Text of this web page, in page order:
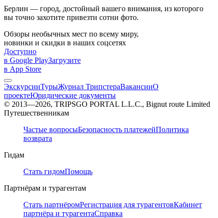
Берлин — город, достойный вашего внимания, из которого
вы точно захотите привезти сотни фото.
Обзоры необычных мест по всему миру,
новинки и скидки в наших соцсетях
Доступно
в Google PlayЗагрузите
в App Store
ЭкскурсииТурыЖурнал ТрипстераВакансииО
проектеЮридические документы
© 2013—2026, TRIPSGO PORTAL L.L.C., Bignut route Limited
Путешественникам
Частые вопросыБезопасность платежейПолитика
возврата
Гидам
Стать гидомПомощь
Партнёрам и турагентам
Стать партнёромРегистрация для турагентовКабинет
партнёра и турагентаСправка